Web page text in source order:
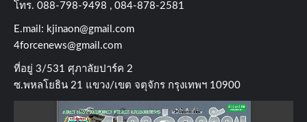
โทร​. 088-798-9498 , 084-878-2581
E.mail: kjinaon@gmail.com
4forcenews@gmail.com
ที่อยู่​ 3/531​ ศุภาลัยปาร์ค​ 2
ซ.พหลโยธิน​ 21​ แขวง/เขต​ จตุจักร​ กรุงเทพฯ 10900